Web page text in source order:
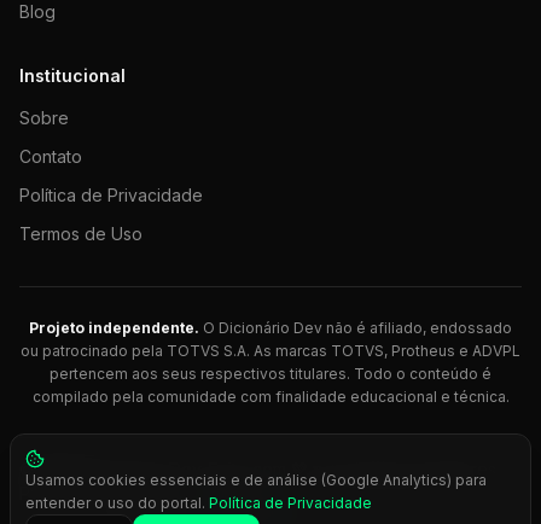
Blog
Institucional
Sobre
Contato
Política de Privacidade
Termos de Uso
Projeto independente. O Dicionário Dev não é afiliado, endossado
ou patrocinado pela TOTVS S.A. As marcas TOTVS, Protheus e ADVPL
pertencem aos seus respectivos titulares. Todo o conteúdo é
compilado pela comunidade com finalidade educacional e técnica.
© 2026 Dicionário Dev. Feito com 💚 para desenvolvedores
Protheus.
Press Ctrl+K
Usamos cookies essenciais e de análise (Google Analytics) para
entender o uso do portal. Política de Privacidade